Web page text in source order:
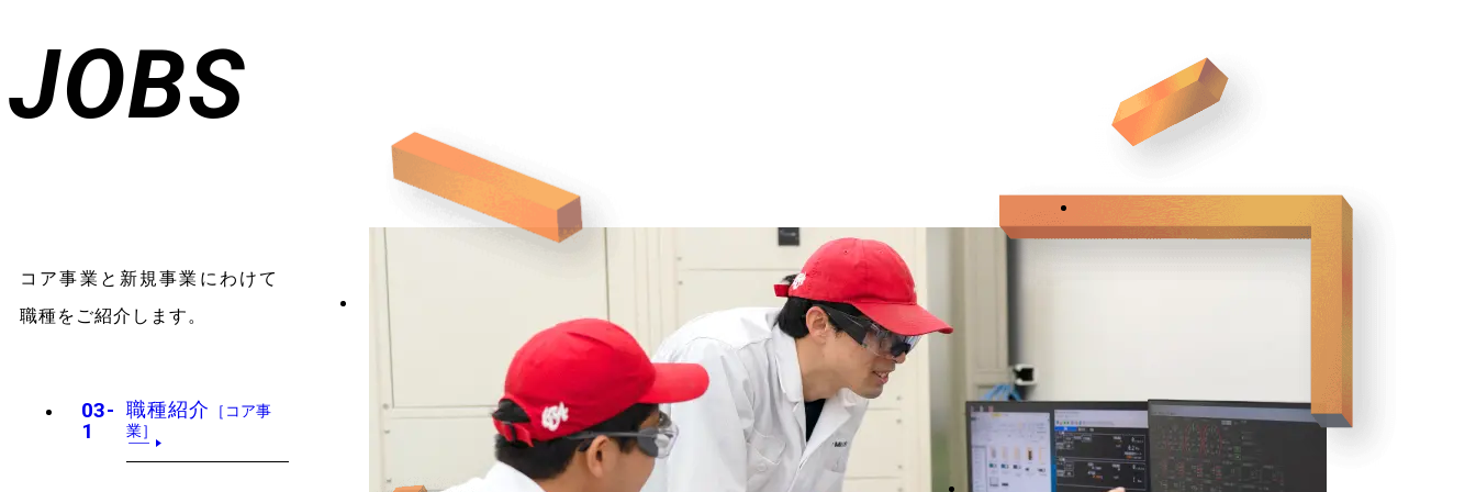
JOBS
コア事業と新規事業にわけて
職種をご紹介します。
03-
1
職種紹介
［コア事
業］